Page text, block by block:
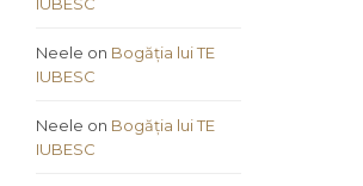
Neele on Bogăția lui TE
IUBESC
Neele on Bogăția lui TE
IUBESC